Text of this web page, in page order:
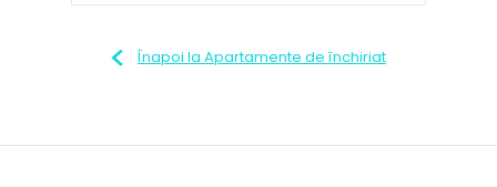
Înapoi la Apartamente de închiriat